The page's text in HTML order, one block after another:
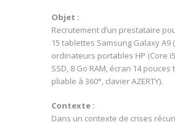
Objet :
Recrutement d’un prestataire
15 tablettes Samsung Galaxy A9
ordinateurs portables HP (Core
SSD, 8 Go RAM, écran 14 pouces
pliable à 360°, clavier AZERTY).
Contexte :
Dans un contexte de crises